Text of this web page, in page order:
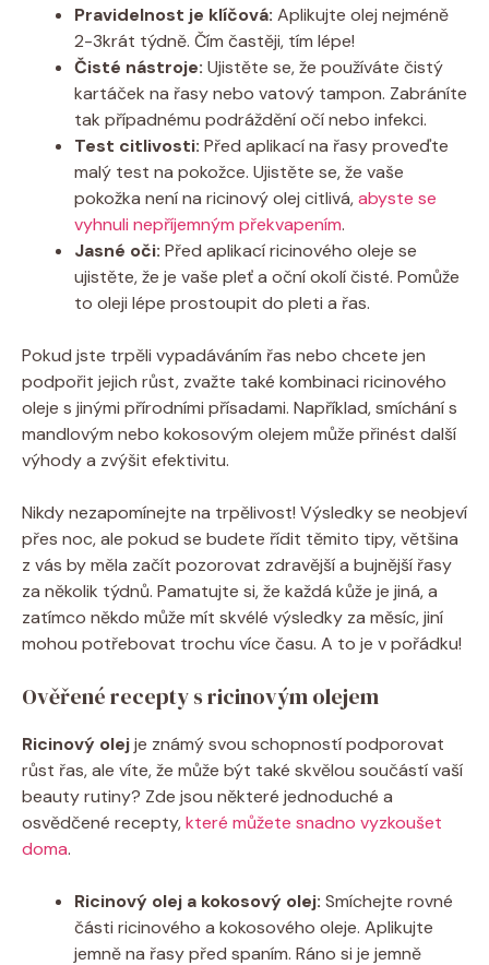
Pravidelnost je klíčová: Aplikujte olej nejméně
2-3krát týdně. Čím častěji, tím lépe!
Čisté nástroje: Ujistěte se, že používáte čistý
kartáček na řasy nebo vatový tampon. Zabráníte
tak případnému podráždění očí nebo infekci.
Test citlivosti: Před aplikací na řasy proveďte
malý test na pokožce. Ujistěte se, že vaše
pokožka není na ricinový olej citlivá,abyste se
vyhnuli nepříjemným překvapením.
Jasné oči: Před aplikací ricinového oleje se
ujistěte, že je vaše pleť a oční okolí čisté. Pomůže
to oleji lépe prostoupit do pleti a řas.
Pokud jste trpěli vypadáváním řas nebo chcete jen
podpořit jejich růst, zvažte také kombinaci ricinového
oleje s jinými přírodními přísadami. Například, smíchání s
mandlovým nebo kokosovým olejem může přinést další
výhody a zvýšit efektivitu.
Nikdy nezapomínejte na trpělivost! Výsledky se neobjeví
přes noc, ale pokud se budete řídit těmito tipy, většina
z vás by měla začít pozorovat zdravější a bujnější řasy
za několik týdnů. Pamatujte si, že každá kůže je jiná, a
zatímco někdo může mít skvélé výsledky za měsíc, jiní
mohou potřebovat trochu více času. A to je v pořádku!
Ověřené recepty s ricinovým olejem
Ricinový olejje známý svou schopností podporovat
růst řas, ale víte, že může být také skvělou součástí vaší
beauty rutiny? Zde jsou některé jednoduché a
osvědčené recepty,které můžete snadno vyzkoušet
doma.
Ricinový olej a kokosový olej: Smíchejte rovné
části ricinového a kokosového oleje. Aplikujte
jemně na řasy před spaním. Ráno si je jemně